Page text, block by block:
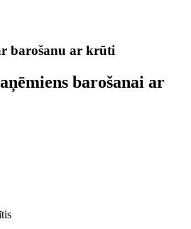
barošanu ar krūti
barošanai ar